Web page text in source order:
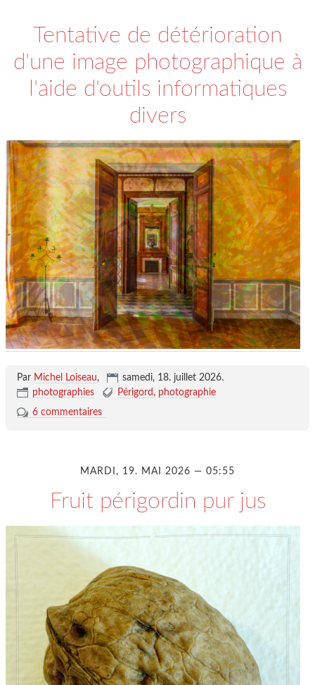
Tentative de détérioration
d'une image photographique à
l'aide d'outils informatiques
divers
Par Michel Loiseau, samedi, 18. juillet 2026.
photographies
Périgord
photographie
6 commentaires
MARDI, 19. MAI 2026 — 05:55
Fruit périgordin pur jus